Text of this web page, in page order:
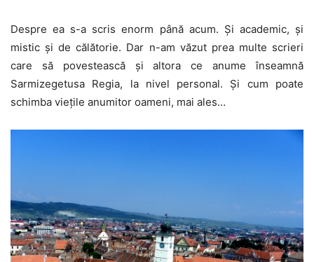
Despre ea s-a scris enorm până acum. Și academic, și
mistic și de călătorie. Dar n-am văzut prea multe scrieri
care să povestească și altora ce anume înseamnă
Sarmizegetusa Regia, la nivel personal. Și cum poate
schimba viețile anumitor oameni, mai ales…